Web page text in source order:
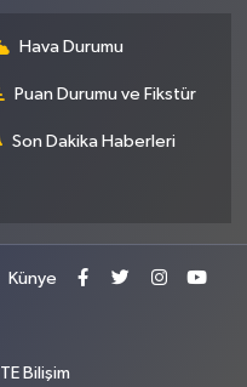
Hava Durumu
Puan Durumu ve Fikstür
Son Dakika Haberleri
Künye
TE Bilişim